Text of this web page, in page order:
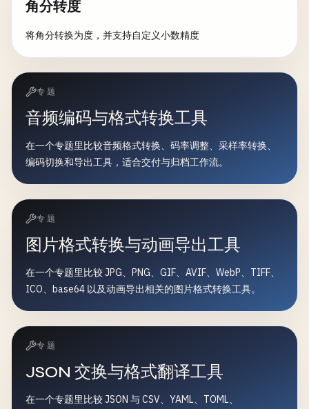
角分转度
将角分转换为度，并支持自定义小数精度
专题
音频编码与格式转换工具
在一个专题里比较音频格式转换、码率调整、采样率转换、
编码切换和导出工具，适合交付与归档工作流。
专题
图片格式转换与动画导出工具
在一个专题里比较 JPG、PNG、GIF、AVIF、WebP、TIFF、
ICO、base64 以及动画导出相关的图片格式转换工具。
专题
JSON 交换与格式翻译工具
在一个专题里比较 JSON 与 CSV、YAML、TOML、